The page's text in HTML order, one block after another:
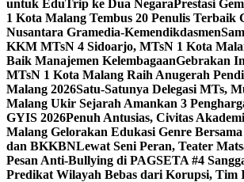
untuk EduTrip ke Dua NegaraPrestasi
1 Kota Malang Tembus 20 Penulis Terbaik
Nusantara Gramedia-Kemendikdasmen
KKM MTsN 4 Sidoarjo, MTsN 1 Kota
Baik Manajemen KelembagaanGebrakan
MTsN 1 Kota Malang Raih Anugerah
Malang 2026Satu-Satunya Delegasi MTs,
Malang Ukir Sejarah Amankan 3
GYIS 2026Penuh Antusias, Civitas
Malang Gelorakan Edukasi Genre
dan BKKBNLewat Seni Peran, Teater
Pesan Anti-Bullying di PAGSETA #4
Predikat Wilayah Bebas dari Korupsi, Tim